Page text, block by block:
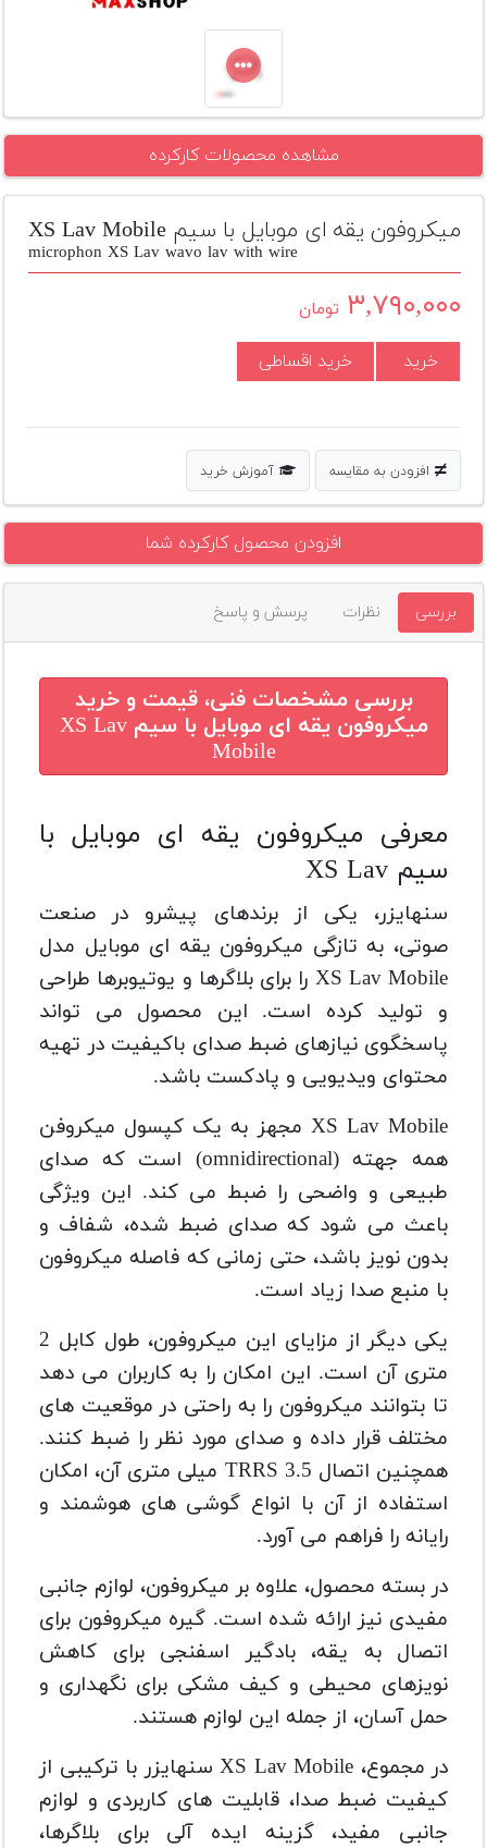
افزودن
دست
دوم
لیست
قیمت
بله
مشاهده محصولات کارکرده
میکروفون یقه ای موبایل با سیم XS Lav Mobile
microphon XS Lav wavo lav with wire
۳,۷۹۰,۰۰۰ تومان
خرید خرید اقساطی
افزودن به مقایسه آموزش خرید
افزودن محصول کارکرده شما
بررسی نظرات پرسش و پاسخ
بررسی مشخصات فنی، قیمت و خرید
میکروفون یقه ای موبایل با سیم XS Lav
Mobile
معرفی میکروفون یقه ای موبایل با
سیم XS Lav
سنهایزر، یکی از برندهای پیشرو در صنعت
صوتی، به تازگی میکروفون یقه ای موبایل مدل
XS Lav Mobile را برای بلاگرها و یوتیوبرها طراحی
و تولید کرده است. این محصول می تواند
پاسخگوی نیازهای ضبط صدای باکیفیت در تهیه
محتوای ویدیویی و پادکست باشد.
XS Lav Mobile مجهز به یک کپسول میکروفن
همه جهته (omnidirectional) است که صدای
طبیعی و واضحی را ضبط می کند. این ویژگی
باعث می شود که صدای ضبط شده، شفاف و
بدون نویز باشد، حتی زمانی که فاصله میکروفون
با منبع صدا زیاد است.
یکی دیگر از مزایای این میکروفون، طول کابل 2
متری آن است. این امکان را به کاربران می دهد
تا بتوانند میکروفون را به راحتی در موقعیت های
مختلف قرار داده و صدای مورد نظر را ضبط کنند.
همچنین اتصال TRRS 3.5 میلی متری آن، امکان
استفاده از آن با انواع گوشی های هوشمند و
رایانه را فراهم می آورد.
در بسته محصول، علاوه بر میکروفون، لوازم جانبی
مفیدی نیز ارائه شده است. گیره میکروفون برای
اتصال به یقه، بادگیر اسفنجی برای کاهش
نویزهای محیطی و کیف مشکی برای نگهداری و
حمل آسان، از جمله این لوازم هستند.
در مجموع، XS Lav Mobile سنهایزر با ترکیبی از
کیفیت ضبط صدا، قابلیت های کاربردی و لوازم
جانبی مفید، گزینه ایده آلی برای بلاگرها،